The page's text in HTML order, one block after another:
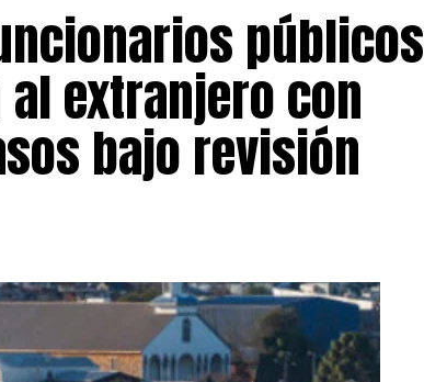
públicos
extranjero con
bajo revisión